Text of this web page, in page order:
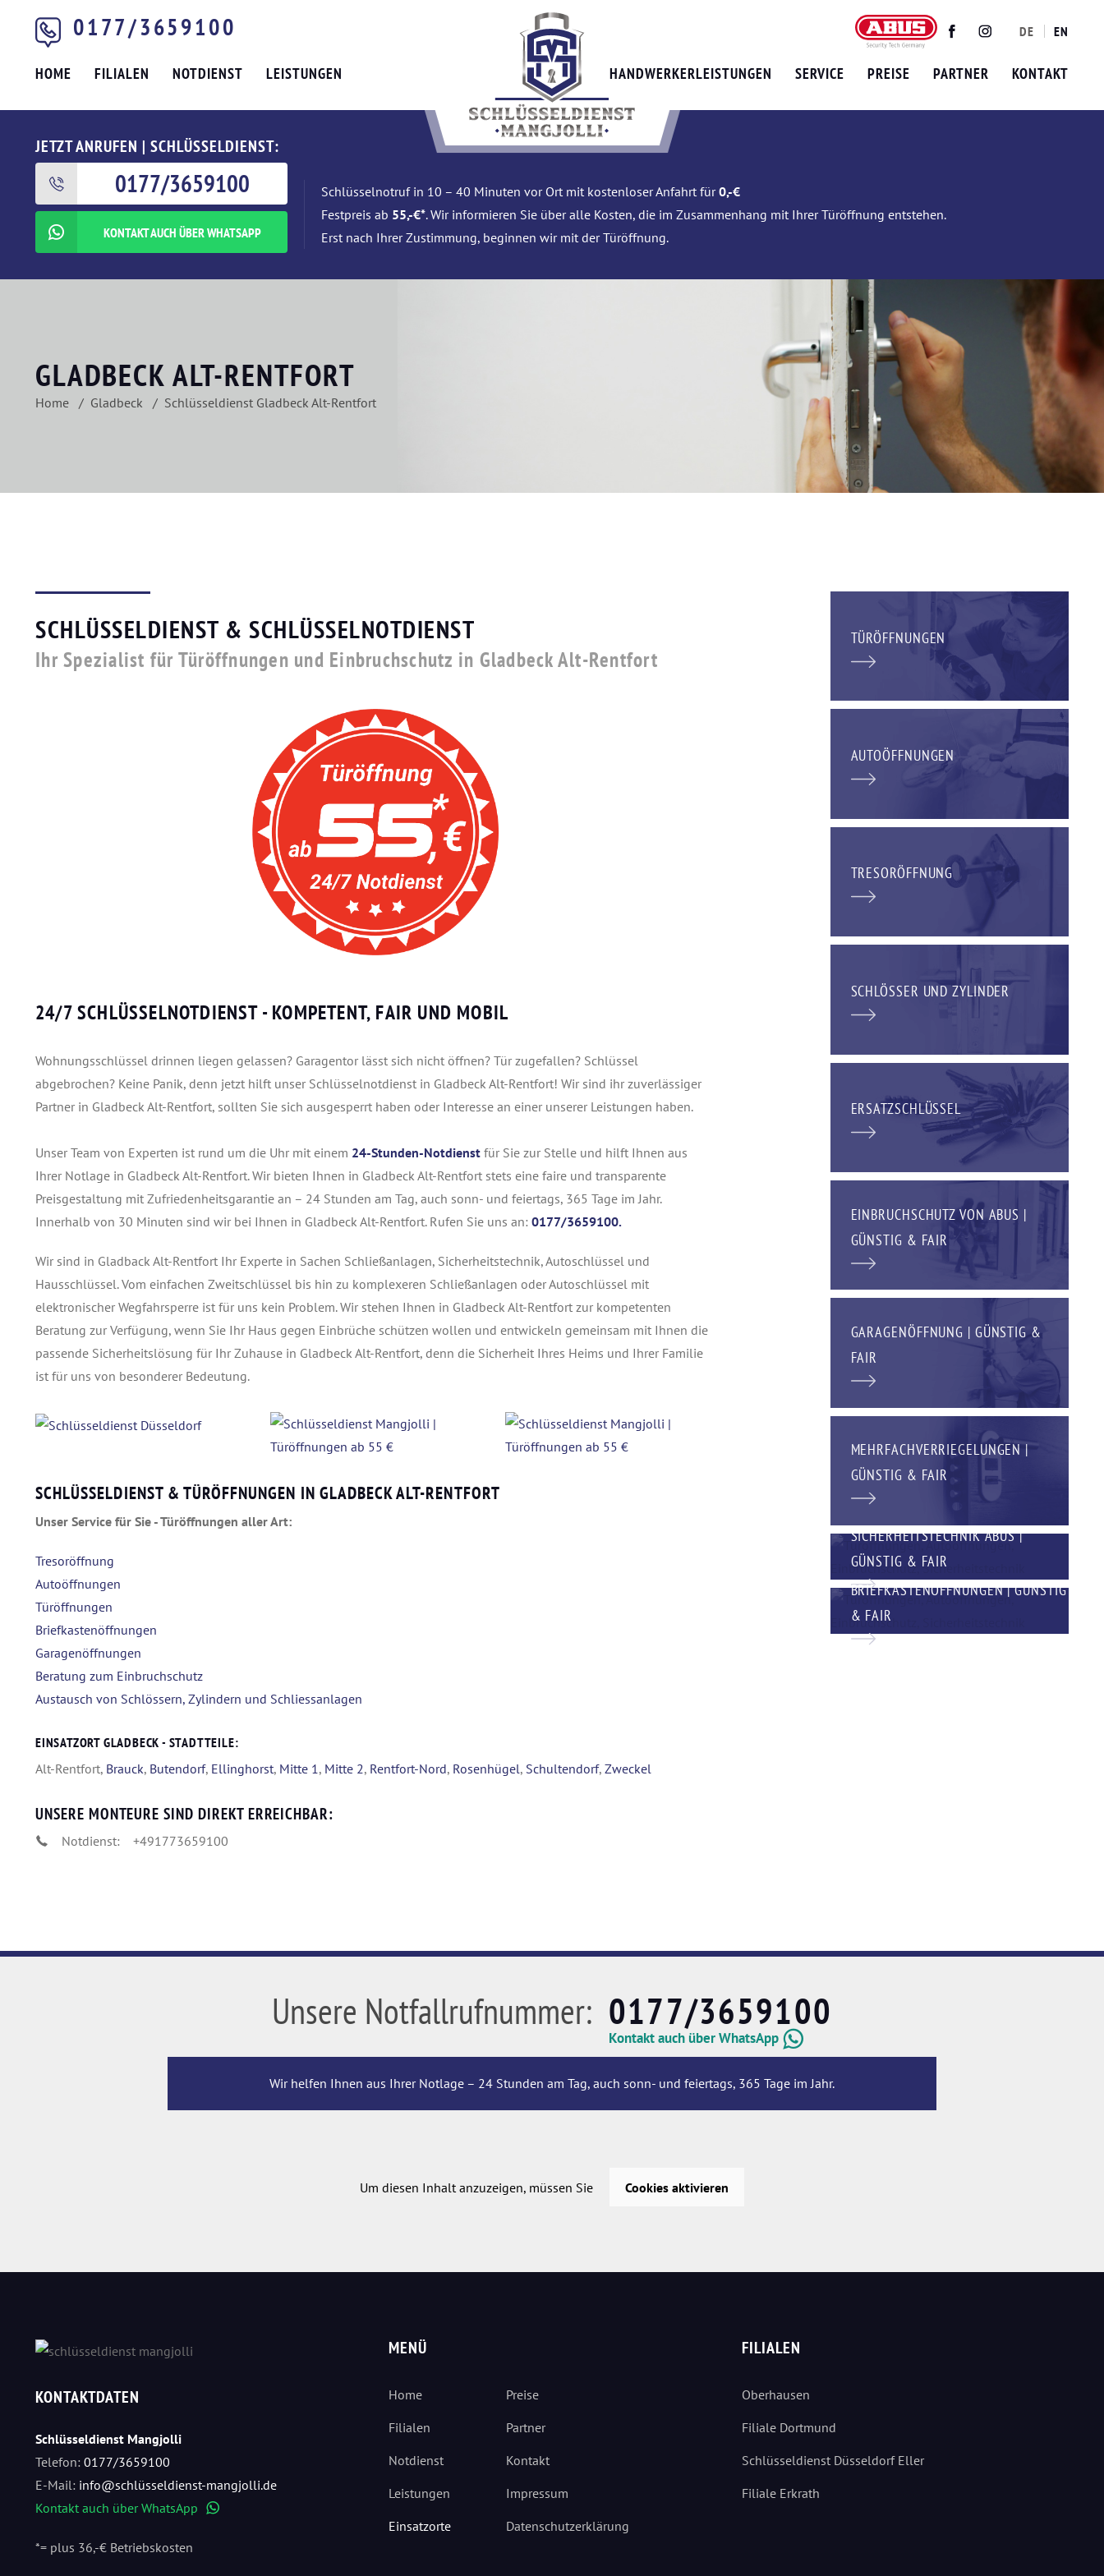
0177/3659100 TwitterFacebookInstagram
DE EN
HOME FILIALEN NOTDIENST LEISTUNGEN HANDWERKERLEISTUNGEN SERVICE PREISE PARTNER KONTAKT
JETZT ANRUFEN | SCHLÜSSELDIENST:
0177/3659100
KONTAKT AUCH ÜBER WHATSAPP
Schlüsselnotruf in 10 – 40 Minuten vor Ort mit kostenloser Anfahrt für0,-€
Festpreis ab 55,-€*. Wir informieren Sie über alle Kosten, die im Zusammenhang mit Ihrer Türöffnung entstehen.
Erst nach Ihrer Zustimmung, beginnen wir mit der Türöffnung.
GLADBECK ALT-RENTFORT
Home Gladbeck Schlüsseldienst Gladbeck Alt-Rentfort
SCHLÜSSELDIENST & SCHLÜSSELNOTDIENST
Ihr Spezialist für Türöffnungen und Einbruchschutz in Gladbeck Alt-Rentfort
24/7 SCHLÜSSELNOTDIENST- KOMPETENT, FAIR UND MOBIL
Wohnungsschlüssel drinnen liegen gelassen? Garagentor lässt sich nicht öffnen? Tür zugefallen? Schlüssel
abgebrochen? Keine Panik, denn jetzt hilft unser Schlüsselnotdienst in Gladbeck Alt-Rentfort! Wir sind ihr zuverlässiger
Partner in Gladbeck Alt-Rentfort, sollten Sie sich ausgesperrt haben oder Interesse an einer unserer Leistungen haben.
Unser Team von Experten ist rund um die Uhr mit einem 24-Stunden-Notdienst für Sie zur Stelle und hilft Ihnen aus
Ihrer Notlage in Gladbeck Alt-Rentfort. Wir bieten Ihnen in Gladbeck Alt-Rentfort stets eine faire und transparente
Preisgestaltung mit Zufriedenheitsgarantie an – 24 Stunden am Tag, auch sonn- und feiertags, 365 Tage im Jahr.
Innerhalb von 30 Minuten sind wir bei Ihnen in Gladbeck Alt-Rentfort. Rufen Sie uns an: 0177/3659100.
Wir sind in Gladback Alt-Rentfort Ihr Experte in Sachen Schließanlagen, Sicherheitstechnik, Autoschlüssel und
Hausschlüssel. Vom einfachen Zweitschlüssel bis hin zu komplexeren Schließanlagen oder Autoschlüssel mit
elektronischer Wegfahrsperre ist für uns kein Problem. Wir stehen Ihnen in Gladbeck Alt-Rentfort zur kompetenten
Beratung zur Verfügung, wenn Sie Ihr Haus gegen Einbrüche schützen wollen und entwickeln gemeinsam mit Ihnen die
passende Sicherheitslösung für Ihr Zuhause in Gladbeck Alt-Rentfort, denn die Sicherheit Ihres Heims und Ihrer Familie
ist für uns von besonderer Bedeutung.
SCHLÜSSELDIENST & TÜRÖFFNUNGEN IN GLADBECK ALT-RENTFORT
Unser Service für Sie - Türöffnungen aller Art:
Tresoröffnung
Autoöffnungen
Türöffnungen
Briefkastenöffnungen
Garagenöffnungen
Beratung zum Einbruchschutz
Austausch von Schlössern, Zylindern und Schliessanlagen
EINSATZORT GLADBECK - STADTTEILE:
Alt-Rentfort, Brauck, Butendorf, Ellinghorst, Mitte 1 , Mitte 2, Rentfort-Nord, Rosenhügel, Schultendorf, Zweckel
UNSERE MONTEURE SIND DIREKT ERREICHBAR:
Notdienst: +491773659100
TÜRÖFFNUNGEN
AUTOÖFFNUNGEN
TRESORÖFFNUNG
SCHLÖSSER UND ZYLINDER
ERSATZSCHLÜSSEL
EINBRUCHSCHUTZ VON ABUS |
GÜNSTIG & FAIR
GARAGENÖFFNUNG | GÜNSTIG &
FAIR
MEHRFACHVERRIEGELUNGEN |
GÜNSTIG & FAIR
SICHERHEITSTECHNIK ABUS |
GÜNSTIG & FAIR
BRIEFKASTENÖFFNUNGEN | GÜNSTIG
& FAIR
Unsere Notfallrufnummer: 0177/3659100
Kontakt auch über WhatsApp
Wir helfen Ihnen aus Ihrer Notlage – 24 Stunden am Tag, auch sonn- und feiertags, 365 Tage im Jahr.
Um diesen Inhalt anzuzeigen, müssen Sie Cookies aktivieren
KONTAKTDATEN
Schlüsseldienst Mangjolli
Telefon: 0177/3659100
E-Mail: info@schlüsseldienst-mangjolli.de
Kontakt auch über WhatsApp
*= plus 36,-€ Betriebskosten
MENÜ
Home
Filialen
Notdienst
Leistungen
Einsatzorte
Preise
Partner
Kontakt
Impressum
Datenschutzerklärung
FILIALEN
Oberhausen
Filiale Dortmund
Schlüsseldienst Düsseldorf Eller
Filiale Erkrath